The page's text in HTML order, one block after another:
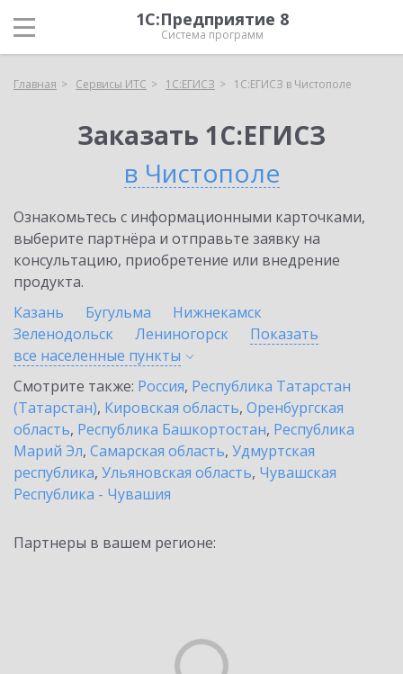
1С:Предприятие 8
Система программ
Главная Сервисы ИТС 1С:ЕГИСЗ 1С:ЕГИСЗ в Чистополе
Заказать 1С:ЕГИСЗ
в Чистополе
Ознакомьтесь с информационными карточками,
выберите партнёра и отправьте заявку на
консультацию, приобретение или внедрение
продукта.
Казань
Бугульма
Нижнекамск
Зеленодольск
Лениногорск
Показать
все населенные пункты
Смотрите также: Россия, Республика Татарстан
(Татарстан), Кировская область, Оренбургская
область, Республика Башкортостан, Республика
Марий Эл, Самарская область, Удмуртская
республика, Ульяновская область, Чувашская
Республика - Чувашия
Партнеры в вашем регионе: